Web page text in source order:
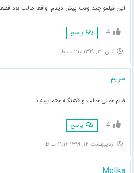
این فیلمو چند وقت پیش دیدم. واقعا جالب بود
4 پاسخ
آبان ۲۲, ۱۳۹۹ ۱:۱۰ ب.ظ
مریم
فیلم خیلی جالب و قشنگیه حتما ببینید
4 پاسخ
اردیبهشت ۱۲, ۱۳۹۹ ۱۱:۱۶ ب.ظ